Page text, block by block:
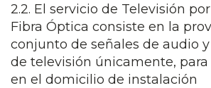
2.2. El servicio de Televisión
Fibra Óptica consiste en la
conjunto de señales de audio
de televisión únicamente, para
en el domicilio de instalación